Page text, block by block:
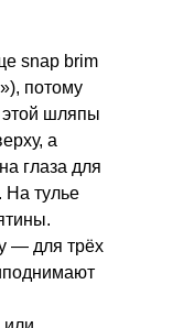
snap brim
потому
этой шляпы
а
глаза для
На тулье
— для трёх